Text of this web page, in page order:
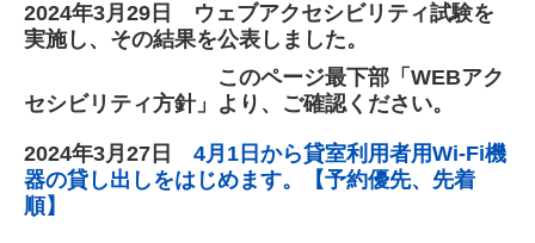
2024年3月29 日 ウェブアクセシビリティ試験を
実施し、その結果を公表しました。
このページ最下部「WEBアク
セシビリティ方針」より、ご確認ください。
2024年3月27 日 4月1日から貸室利用者用Wi-Fi機
器の貸し出しをはじめます。【予約優先、先着
順】